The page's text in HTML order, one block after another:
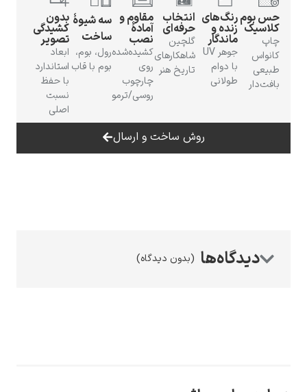
ادگار دگا
رنگ‌های
زنده و
ماندگار
جوهر UV
با دوام
طولانی
انتخاب
حرفه‌ای
گلچین
شاهکارهای
تاریخ هنر
مقاوم و
آمادهٔ
نصب
کشیده‌شده
روی
چارچوب
سه شیوهٔ
ساخت
رول، بوم،
بوم با قاب
بدون
کشیدگی
تصویر
ابعاد
استاندارد
نسبت
روش ساخت و ارسال
(بدون دیدگاه)